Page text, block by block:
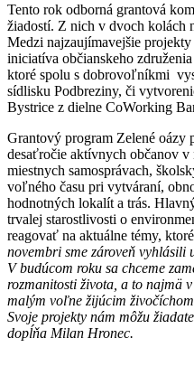
Tento rok odborná grantová
žiadostí. Z nich v dvoch kolách
Medzi najzaujímavejšie
iniciatíva občianskeho
ktoré spolu s dobrovoľníkmi
sídlisku Podbreziny, či
Bystrice z dielne CoWorking
Grantový program Zelené oázy
desaťročie aktívnych občanov v
miestnych samosprávach,
voľného času pri vytváraní,
hodnotných lokalít a trás.
trvalej starostlivosti o
reagovať na aktuálne témy,
novembri sme zároveň vyhlásili
V budúcom roku sa chceme
rozmanitosti života, a to najmä
malým voľne žijúcim
Svoje projekty nám môžu
dopĺňa Milan Hronec.